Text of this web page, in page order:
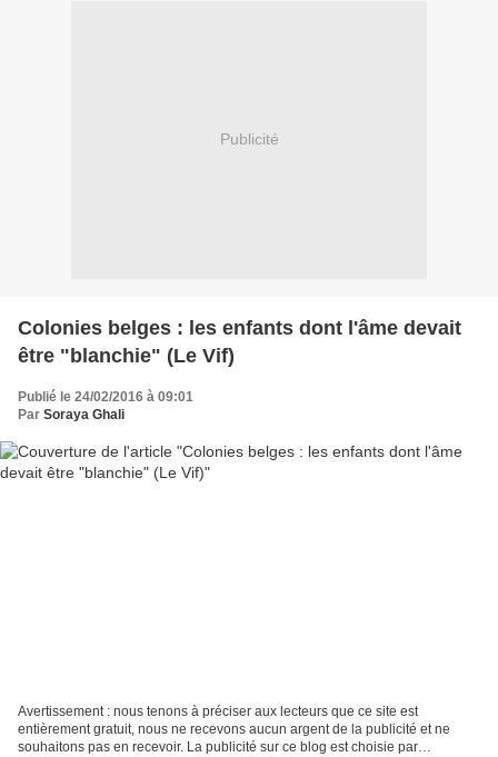
Publicité
Colonies belges : les enfants dont l'âme devait
être "blanchie" (Le Vif)
Publié le 24/02/2016 à 09:01
Par Soraya Ghali
Avertissement : nous tenons à préciser aux lecteurs que ce site est
entièrement gratuit, nous ne recevons aucun argent de la publicité et ne
souhaitons pas en recevoir. La publicité sur ce blog est choisie par